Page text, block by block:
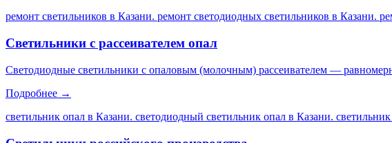
ремонт светильников в Казани. ремонт светодиодных светильников в Казани.
Светильники с рассеивателем опал
Светодиодные светильники с опаловым (молочным) рассеивателем —
Подробнее →
светильник опал в Казани. светодиодный светильник опал в Казани.